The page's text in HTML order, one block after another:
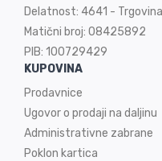
Delatnost: 4641 -
Matični broj: 08425892
PIB: 100729429
KUPOVINA
Prodavnice
Ugovor o prodaji na daljinu
Administrativne zabrane
Poklon kartica